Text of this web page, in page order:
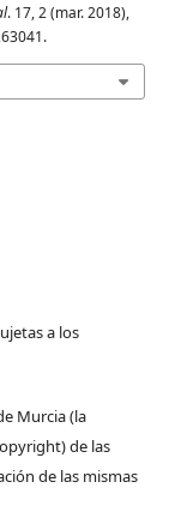
. 17, 2 (mar. 2018),
a los
Murcia (la
de las
de las mismas